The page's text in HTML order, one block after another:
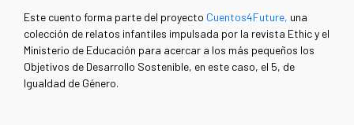
Este cuento forma parte del proyecto Cuentos4Future, una
colección de relatos infantiles impulsada por la revista Ethic y el
Ministerio de Educación para acercar a los más pequeños los
Objetivos de Desarrollo Sostenible, en este caso, el 5, de
Igualdad de Género.